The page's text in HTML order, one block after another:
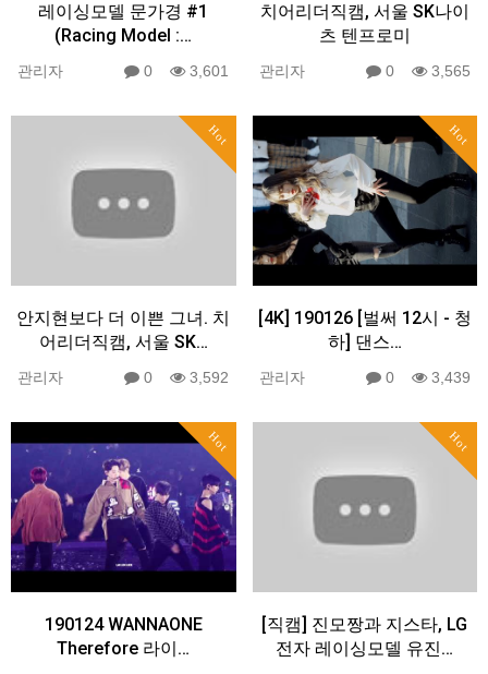
레이싱모델 문가경 #1
(Racing Model :…
관리자 0 3,601
치어리더직캠, 서울 SK나이
츠 텐프로미
관리자 0 3,565
Hot
안지현보다 더 이쁜 그녀. 치
어리더직캠, 서울 SK…
관리자 0 3,592
Hot
[4K] 190126 [벌써 12시 - 청
하] 댄스…
관리자 0 3,439
Hot
190124 WANNAONE
Therefore 라이…
Hot
[직캠] 진모짱과 지스타, LG
전자 레이싱모델 유진…